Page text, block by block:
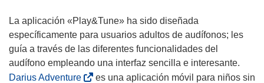
n
u
e
v
a
r
á
e
n
u
La aplicación «Play&Tune» ha sido diseñada
específicamente para usuarios adultos de audífonos; les
guía a través de las diferentes funcionalidades del
audífono empleando una interfaz sencilla e interesante.
Darius Adventure(
es una aplicación móvil para niños sin